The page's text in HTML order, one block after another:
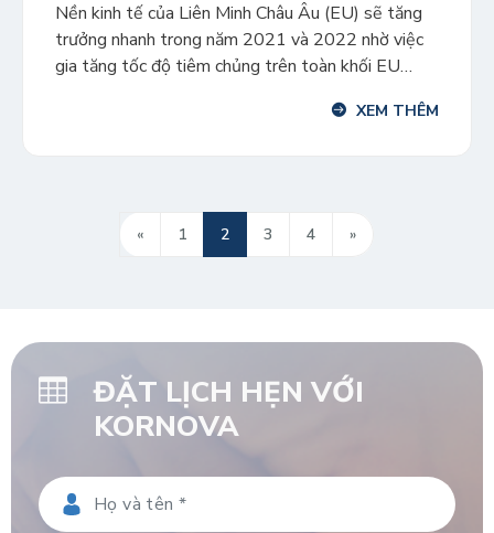
Nền kinh tế của Liên Minh Châu Âu (EU) sẽ tăng
trưởng nhanh trong năm 2021 và 2022 nhờ việc
gia tăng tốc độ tiêm chủng trên toàn khối EU
lỏng. Tính đến nay, các nước EU đã sử dụng 175,3
XEM THÊM
« 1 2 3 4 »
ĐẶT LỊCH HẸN VỚI
KORNOVA